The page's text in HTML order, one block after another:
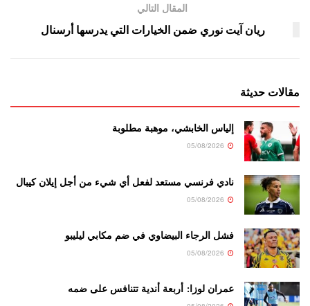
المقال التالي
ريان آيت نوري ضمن الخيارات التي يدرسها أرسنال
مقالات حديثة
إلياس الخابشي، موهبة مطلوبة
نادي فرنسي مستعد لفعل أي شيء من أجل إيلان كيبال
فشل الرجاء البيضاوي في ضم مكابي ليليبو
عمران لوزا: أربعة أندية تتنافس على ضمه